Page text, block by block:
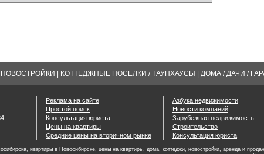
НОВОСТРОЙКИ КОТТЕДЖНЫЕ ПОСЕЛКИ / ТАУНХАУСЫ ДОМА / ДАЧИ /
Реклама на сайте
Простой поиск
Консультация юриста
Цены на квартиры
Средние цены на вторичном рынке
Азбука недвижимости
Новости компаний
Зарубежная недвижимость
Строительство
Консультация юриста
квартиры в Новосибирске, цены на квартиры, дома, коттеджи, новостройки, аренда и